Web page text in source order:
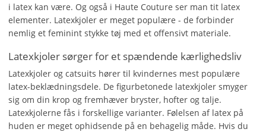
i latex kan være. Og også i Haute Couture ser man tit latex
elementer. Latexkjoler er meget populære - de forbinder
nemlig et feminint stykke tøj med et offensivt materiale.
Latexkjoler sørger for et spændende kærlighedsliv
Latexkjoler og catsuits hører til kvindernes mest populære
latex-beklædningsdele. De figurbetonede latexkjoler smyger
sig om din krop og fremhæver bryster, hofter og talje.
Latexkjolerne fås i forskellige varianter. Følelsen af latex på
huden er meget ophidsende på en behagelig måde. Hvis du